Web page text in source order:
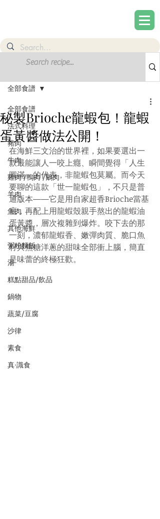
註冊
全部食譜
法式料理
豬肉
牛肉
雞肉 /鴨肉 /鵝肉
羊肉
魚肉
其他海鮮
粥粉麵飯
湯
糕點甜品/飲品
鍋物
蔬菜/豆腐
沙律
素食
真·識食
全部食譜
秘製Brioche龍蝦包！龍蝦
蛋黃醬做法公開！
在海鮮三文治的世界裡，如果要選出一
款最能讓人一咬上癮、瞬間覺得「人生
圓滿」的代表，非龍蝦包莫屬。而今天
要聊的這款「世一龍蝦包」，不只是普
通版本——它是用自家超香Brioche當基
底，再配上用龍蝦殼親手熬出的龍蝦油
蛋黃醬，層次複雜到爆炸。咬下去的那
一刻，濃郁龍蝦香、嫩彈肉質、脆口魚
籽與焦糖洋蔥的甜味全部衝上腦，簡直
是味蕾的終極狂歡。